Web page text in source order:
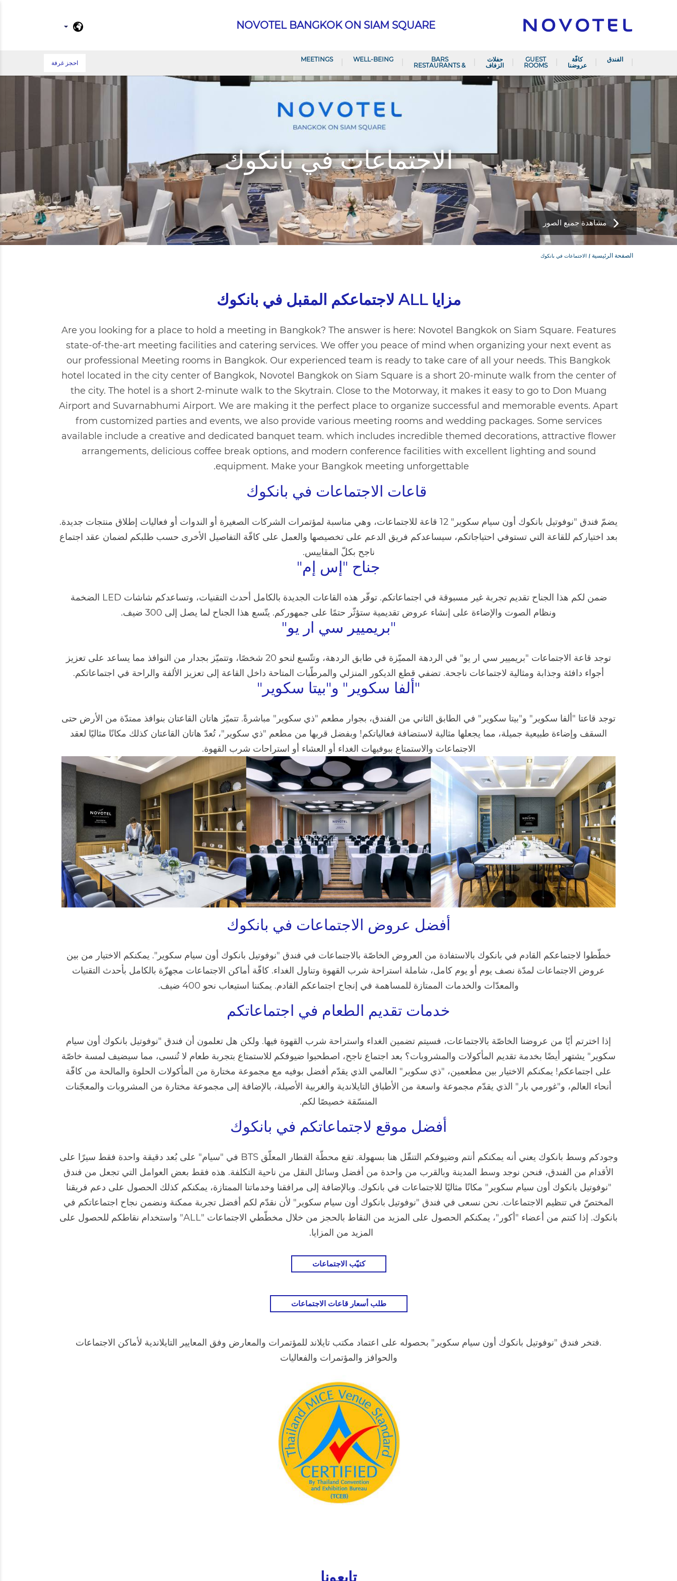
NOVOTEL BANGKOK ON SIAM SQUARE
الفندق
كافّة
عروضنا
GUEST
ROOMS
حفلات
الزفاف
BARS
& RESTAURANTS
WELL-BEING
MEETINGS احجز غرفة
مشاهدة جميع الصور
الاجتماعات في بانكوك
الصفحة الرئيسية الاجتماعات في بانكوك
مزايا ALL لاجتماعكم المقبل في بانكوك
Are you looking for a place to hold a meeting in Bangkok? The answer is here: Novotel Bangkok on Siam Square. Features
state-of-the-art meeting facilities and catering services. We offer you peace of mind when organizing your next event as
our professional Meeting rooms in Bangkok. Our experienced team is ready to take care of all your needs. This Bangkok
hotel located in the city center of Bangkok, Novotel Bangkok on Siam Square is a short 20-minute walk from the center of
the city. The hotel is a short 2-minute walk to the Skytrain. Close to the Motorway, it makes it easy to go to Don Muang
Airport and Suvarnabhumi Airport. We are making it the perfect place to organize successful and memorable events. Apart
from customized parties and events, we also provide various meeting rooms and wedding packages. Some services
available include a creative and dedicated banquet team. which includes incredible themed decorations, attractive flower
arrangements, delicious coffee break options, and modern conference facilities with excellent lighting and sound
equipment. Make your Bangkok meeting unforgettable.
قاعات الاجتماعات في بانكوك
يضمّ فندق "نوفوتيل بانكوك أون سيام سكوير" 12 قاعة للاجتماعات، وهي مناسبة لمؤتمرات الشركات الصغيرة أو الندوات أو فعاليات إطلاق منتجات جديدة.
بعد اختياركم للقاعة التي تستوفي احتياجاتكم، سيساعدكم فريق الدعم على تخصيصها والعمل على كافّة التفاصيل الأخرى حسب طلبكم لضمان عقد اجتماع
ناجح بكلّ المقاييس.
جناح "إس إم"
ضمن لكم هذا الجناح تقديم تجربة غير مسبوقة في اجتماعاتكم. توفّر هذه القاعات الجديدة بالكامل أحدث التقنيات، وتساعدكم شاشات LED الضخمة
ونظام الصوت والإضاءة على إنشاء عروض تقديمية ستؤثّر حتمًا على جمهوركم. يتّسع هذا الجناح لما يصل إلى 300 ضيف.
"بريميير سي ار يو"
توجد قاعة الاجتماعات "بريميير سي ار يو" في الردهة المميّزة في طابق الردهة، وتتّسع لنحو 20 شخصًا، وتتميّز بجدار من النوافذ مما يساعد على تعزيز
أجواء دافئة وجذابة ومثالية لاجتماعات ناجحة. تضفي قطع الديكور المنزلي والمرطّبات المتاحة داخل القاعة إلى تعزيز الألفة والراحة في اجتماعاتكم.
"ألفا سكوير" و"بيتا سكوير"
توجد قاعتا "ألفا سكوير" و"بيتا سكوير" في الطابق الثاني من الفندق، بجوار مطعم "ذي سكوير" مباشرةً. تتميّز هاتان القاعتان بنوافذ ممتدّة من الأرض حتى
السقف وإضاءة طبيعية جميلة، مما يجعلها مثالية لاستضافة فعالياتكم! وبفضل قربها من مطعم "ذي سكوير"، تُعدّ هاتان القاعتان كذلك مكانًا مثاليًا لعقد
الاجتماعات والاستمتاع ببوفيهات الغداء أو العشاء أو استراحات شرب القهوة.
أفضل عروض الاجتماعات في بانكوك
خطّطوا لاجتماعكم القادم في بانكوك بالاستفادة من العروض الخاصّة بالاجتماعات في فندق "نوفوتيل بانكوك أون سيام سكوير". يمكنكم الاختيار من بين
عروض الاجتماعات لمدّة نصف يوم أو يوم كامل، شاملة استراحة شرب القهوة وتناول الغداء. كافّة أماكن الاجتماعات مجهزّة بالكامل بأحدث التقنيات
والمعدّات والخدمات الممتازة للمساهمة في إنجاح اجتماعكم القادم. يمكننا استيعاب نحو 400 ضيف.
خدمات تقديم الطعام في اجتماعاتكم
إذا اخترتم أيًا من عروضنا الخاصّة بالاجتماعات، فسيتم تضمين الغداء واستراحة شرب القهوة فيها. ولكن هل تعلمون أن فندق "نوفوتيل بانكوك أون سيام
سكوير" يشتهر أيضًا بخدمة تقديم المأكولات والمشروبات؟ بعد اجتماع ناجح، اصطحبوا ضيوفكم للاستمتاع بتجربة طعام لا تُنسى، مما سيضيف لمسة خاصّة
على اجتماعكم! يمكنكم الاختيار بين مطعمين، "ذي سكوير" العالمي الذي يقدّم أفضل بوفيه مع مجموعة مختارة من المأكولات الحلوة والمالحة من كافّة
أنحاء العالم، و"غورمي بار" الذي يقدّم مجموعة واسعة من الأطباق التايلاندية والغربية الأصيلة، بالإضافة إلى مجموعة مختارة من المشروبات والمعجّنات
المنسّقة خصيصًا لكم.
أفضل موقع لاجتماعاتكم في بانكوك
وجودكم وسط بانكوك يعني أنه يمكنكم أنتم وضيوفكم التنقّل هنا بسهولة. تقع محطّة القطار المعلّق BTS في "سيام" على بُعد دقيقة واحدة فقط سيرًا على
الأقدام من الفندق، فنحن نوجد وسط المدينة وبالقرب من واحدة من أفضل وسائل النقل من ناحية التكلفة. هذه فقط بعض العوامل التي تجعل من فندق
"نوفوتيل بانكوك أون سيام سكوير" مكانًا مثاليًا للاجتماعات في بانكوك. وبالإضافة إلى مرافقنا وخدماتنا الممتازة، يمكنكم كذلك الحصول على دعم فريقنا
المختصّ في تنظيم الاجتماعات. نحن نسعى في فندق "نوفوتيل بانكوك أون سيام سكوير" لأن نقدّم لكم أفضل تجربة ممكنة ونضمن نجاح اجتماعاتكم في
بانكوك. إذا كنتم من أعضاء "أكور"، يمكنكم الحصول على المزيد من النقاط بالحجز من خلال مخطّطي الاجتماعات "ALL" واستخدام نقاطكم للحصول على
المزيد من المزايا.
كتيّب الاجتماعات
طلب أسعار قاعات الاجتماعات
.فتخر فندق "نوفوتيل بانكوك أون سيام سكوير" بحصوله على اعتماد مكتب تايلاند للمؤتمرات والمعارض وفق المعايير التايلاندية لأماكن الاجتماعات
والحوافز والمؤتمرات والفعاليات
تابعونا